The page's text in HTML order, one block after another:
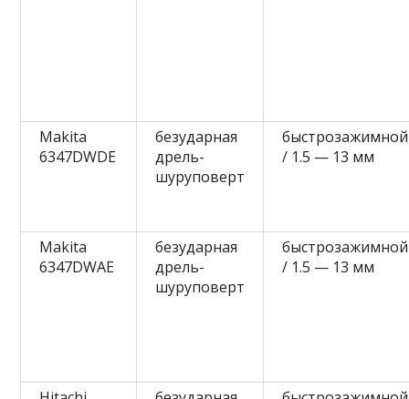
Makita
6347DWDE
безударная
дрель-
шуруповерт
быстрозажимной
/ 1.5 — 13 мм
Makita
6347DWAE
безударная
дрель-
шуруповерт
быстрозажимной
/ 1.5 — 13 мм